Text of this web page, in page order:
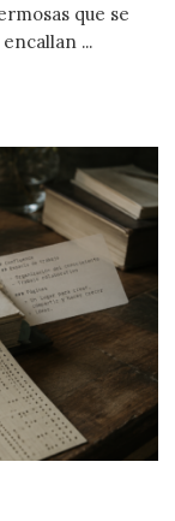
que se
...